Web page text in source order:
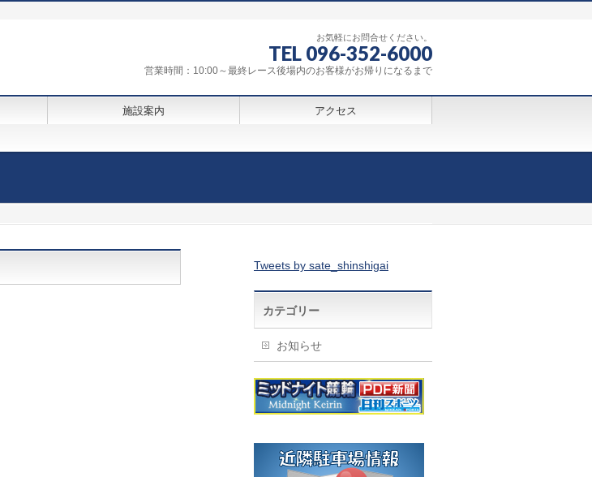
お気軽にお問合せください。
TEL 096-352-6000
営業時間：10:00～最終レース後場内のお客様がお帰りになるまで
施設案内 アクセス
Tweets by sate_shinshigai
カテゴリー
お知らせ